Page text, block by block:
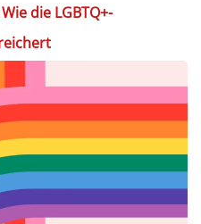
die LGBTQ+-